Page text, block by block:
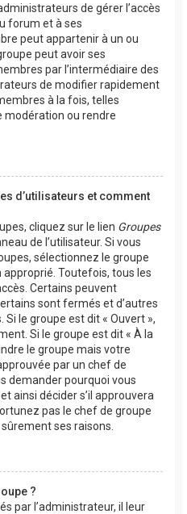
de gérer l’accès
forum et à ses
peut appartenir à un ou
peut avoir ses
par l’intermédiaire des
de modifier rapidement
à la fois, telles
modération ou rendre
d’utilisateurs et comment
cliquez sur le lien Groupes
de l’utilisateur. Si vous
sélectionnez le groupe
Toutefois, tous les
Certains peuvent
sont fermés et d’autres
le groupe est dit « Ouvert »,
Si le groupe est dit « À la
le groupe mais votre
par un chef de
demander pourquoi vous
ainsi décider s’il approuvera
pas le chef de groupe
ses raisons.
?
par l’administrateur, il leur